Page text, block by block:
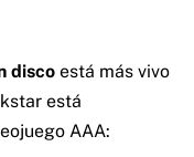
disco está más vivo
está
AAA: